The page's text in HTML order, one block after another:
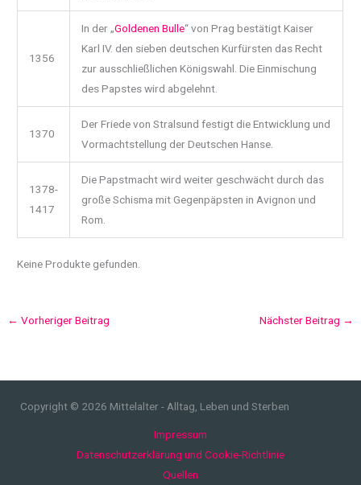
1356
In der „Goldenen Bulle“ von Prag bestätigt Kaiser
Karl IV. den sieben deutschen Kurfürsten das Recht
zur ausschließlichen Königswahl. Die Einmischung
des Papstes wird abgelehnt.
1370
Der Friede von Stralsund festigt die Entwicklung und
Vormachtstellung der Deutschen Hanse.
1378-
1417
Die Papstmacht wird weiter geschwächt durch das
große Schisma mit Gegenpäpsten in Avignon und
Rom.
Keine Produkte gefunden.
← Vorheriger Beitrag Nächster Beitrag →
Copyright © 2026 Mittelalter - Alltag, Leben und Sterben
Impressum
Datenschutzerklärung und Cookie-Richtlinie
Quellen